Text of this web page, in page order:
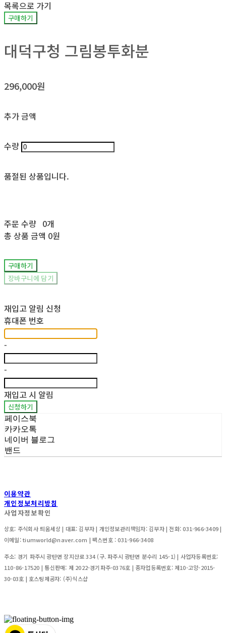
목록으로 가기
구매하기
대덕구청 그림봉투화분
296,000원
추가 금액
수량
품절된 상품입니다.
주문 수량 0개
총 상품 금액 0원
구매하기
장바구니에 담기
재입고 알림 신청
휴대폰 번호
-
-
재입고 시 알림
신청하기
페이스북
카카오톡
네이버 블로그
밴드
이용약관
개인정보처리방침
사업자정보확인
상호: 주식회사 틔움세상 | 대표: 김부자 | 개인정보관리책임자: 김부자 | 전화: 031-966-3409 |
이메일: tiumworld@naver.com | 팩스번호 : 031-966-3408
주소: 경기 파주시 광탄면 장지산로 334 (구. 파주시 광탄면 분수리 145-1) | 사업자등록번호:
110-86-17520 | 통신판매: 제 2022-경기파주-0376호 | 종자업등록번호: 제10-고양-2015-
30-03호 | 호스팅제공자: (주)식스샵